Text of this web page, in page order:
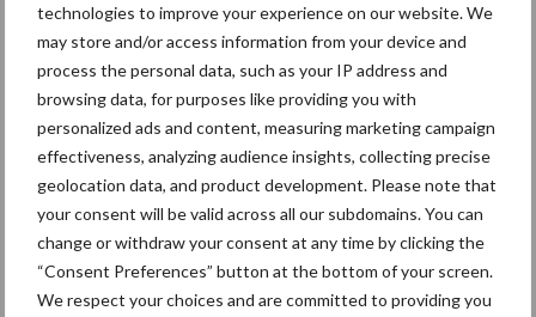
technologies to improve your experience on our website. We
may store and/or access information from your device and
process the personal data, such as your IP address and
browsing data, for purposes like providing you with
personalized ads and content, measuring marketing campaign
effectiveness, analyzing audience insights, collecting precise
geolocation data, and product development. Please note that
your consent will be valid across all our subdomains. You can
change or withdraw your consent at any time by clicking the
“Consent Preferences” button at the bottom of your screen.
We respect your choices and are committed to providing you
ook voor andere grondsoorten.
Naast de beschikbaarheid van (grond)water speelt ook de
opnamecapaciteit een grote rol in de waterhuishouding van de
belangrijke voorwaarde. Het element kalium speelt hierin een
cruciale rol. Kalium is een belangrijke voedingstof voor de
stofwisseling in de hele maïsplant. Het bevordert niet alleen het
transport van specifieke stoffen in de plant, het stuurt ook de
waterhuishouding en verbetert de waterbenutting. Maïs met